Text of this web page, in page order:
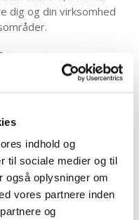
indhold og
til sociale medier og til
også oplysninger om
vores partnere inden
og
dig og din virksomhed
her.
i venstre menulinje
kan kræve
til
pjecer med
af barsel og elever